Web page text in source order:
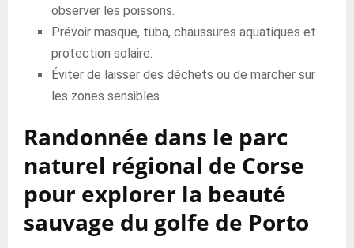
observer les poissons.
Prévoir masque, tuba, chaussures aquatiques et
protection solaire.
Éviter de laisser des déchets ou de marcher sur
les zones sensibles.
Randonnée dans le parc
naturel régional de Corse
pour explorer la beauté
sauvage du golfe de Porto